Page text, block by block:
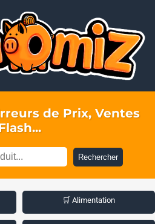
de Prix, Ventes
Rechercher
🛒 Alimentation